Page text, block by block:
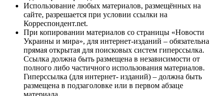
Использование любых материалов, размещённых на
сайте, разрешается при условии ссылки на
Корреспондент.net.
При копировании материалов со страницы «Новости
Украины и мира», для интернет-изданий – обязательна
прямая открытая для поисковых систем гиперссылка.
Ссылка должна быть размещена в независимости от
полного либо частичного использования материалов.
Гиперссылка (для интернет- изданий) – должна быть
размещена в подзаголовке или в первом абзаце
материала.